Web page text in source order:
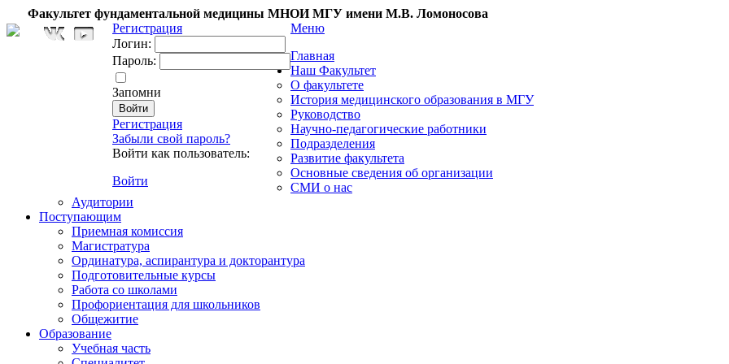
Факультет фундаментальной медицины МНОИ МГУ имени М.В. Ломоносова
Регистрация
Логин:
Пароль:
Запомни
Регистрация
Забыли свой пароль?
Войти как пользователь:
Войти
Меню
Главная
Наш Факультет
О факультете
История медицинского образования в МГУ
Руководство
Научно-педагогические работники
Подразделения
Развитие факультета
Основные сведения об организации
СМИ о нас
Аудитории
Поступающим
Приемная комиссия
Магистратура
Ординатура, аспирантура и докторантура
Подготовительные курсы
Работа со школами
Профориентация для школьников
Общежитие
Образование
Учебная часть